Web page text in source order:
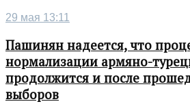
29 мая 13:11
Пашинян надеется, что
нормализации армяно-
продолжится и после
выборов